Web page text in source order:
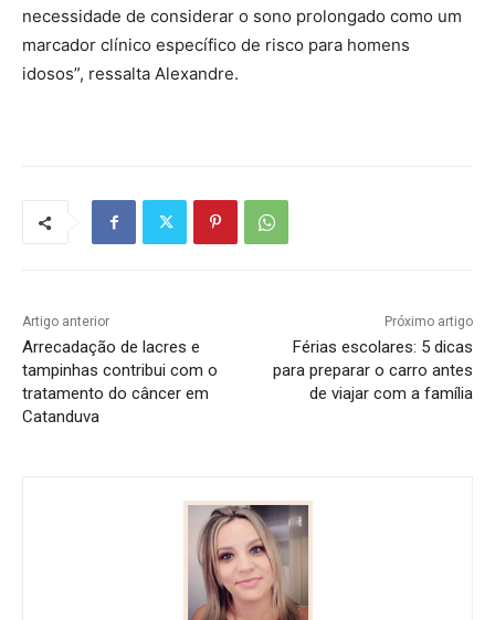
necessidade de considerar o sono prolongado como um
marcador clínico específico de risco para homens
idosos”, ressalta Alexandre.
Artigo anterior
Arrecadação de lacres e
tampinhas contribui com o
tratamento do câncer em
Catanduva
Próximo artigo
Férias escolares: 5 dicas
para preparar o carro antes
de viajar com a família